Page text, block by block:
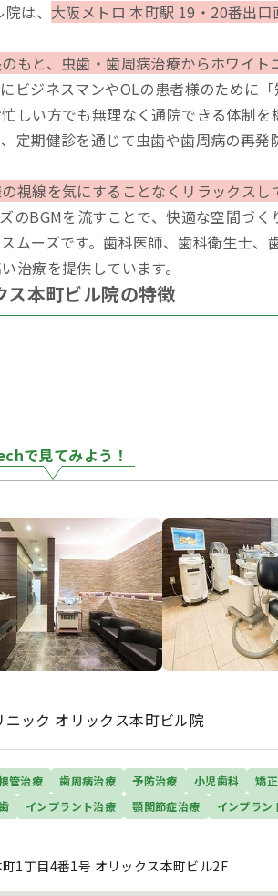
は、 大阪メトロ 本町駅 19・20番出口
もと、虫歯・歯周病治療からホワイト
ビジネスマンやOLの患者様のために
しい方でも無理なく通院できる体制を
定期健診を通じて虫歯や歯周病の再発
視線を気にすることなくリラックスし
のBGMを流すことで、快適な空間づく
ムーズです。歯科医師、歯科衛生士、
治療を提供しています。
本町ビル院の特徴
で見てみよう！
ック オリックス本町ビル院
管治療 歯周病治療 予防治療 小児歯科
矯
インプラント治療 顎関節症治療 インプラン
1丁目4番1号 オリックス本町ビル2F